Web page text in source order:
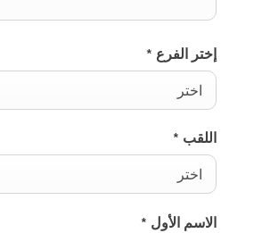
إختر الفرع *
اختر
اللقب *
اختر
الاسم الأول *